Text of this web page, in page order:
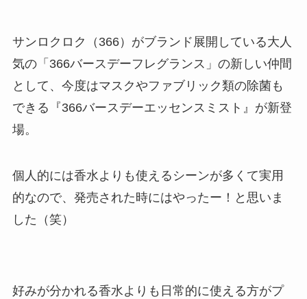
サンロクロク（366）がブランド展開している大人
気の「366バースデーフレグランス」の新しい仲間
として、今度はマスクやファブリック類の除菌も
できる 『366バースデーエッセンスミスト』 が新登
場。
個人的には香水よりも使えるシーンが多くて実用
的なので、発売された時にはやったー！と思いま
した（笑）
好みが分かれる香水よりも日常的に使える方がプ